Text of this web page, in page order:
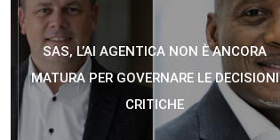
SAS, L’AI AGENTICA NON È ANCORA
MATURA PER GOVERNARE LE DECISIONI
CRITICHE